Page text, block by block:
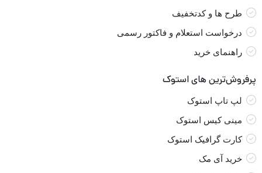
طرح ها و کدتخفیف
درخواست استعلام و فاکتور رسمی
راهنمای خرید
پرفروش‌ترین های استوک
لپ تاپ استوک
مینی کیس استوک
کارت گرافیک استوک
خرید آی مک